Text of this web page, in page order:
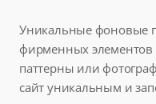
Уникальные фоновые
фирменных
паттерны или
сайт уникальным и